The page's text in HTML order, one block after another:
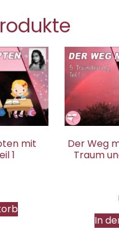
mit
1
Der Weg
Traum
In